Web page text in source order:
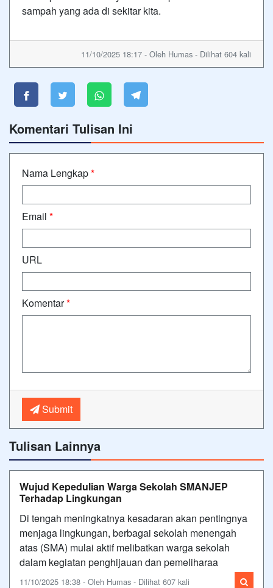
sampah yang ada di sekitar kita.
11/10/2025 18:17 - Oleh Humas - Dilihat 604 kali
Komentari Tulisan Ini
Nama Lengkap*
Email *
URL
Komentar*
Submit
Tulisan Lainnya
Wujud Kepedulian Warga Sekolah SMANJEP
Terhadap Lingkungan
Di tengah meningkatnya kesadaran akan pentingnya
menjaga lingkungan, berbagai sekolah menengah
atas (SMA) mulai aktif melibatkan warga sekolah
dalam kegiatan penghijauan dan pemeliharaa
11/10/2025 18:38 - Oleh Humas - Dilihat 607 kali